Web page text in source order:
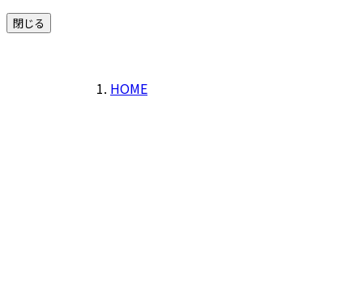
閉じる
HOME